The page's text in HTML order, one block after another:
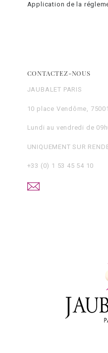
Application de la
CONTACTEZ-NOUS
JAUBALET PARIS
10 place Vendôme,
Lundi au vendredi de
UNIQUEMENT SUR
+33 (0) 1 53 45 54 10